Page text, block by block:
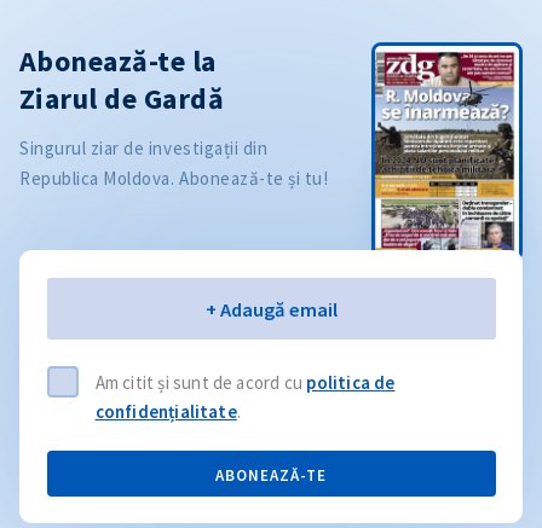
Abonează-te la
Ziarul de Gardă
Singurul ziar de investigații din
Republica Moldova. Abonează-te și tu!
+ Adaugă email
Am citit și sunt de acord cu politica de
confidențialitate.
ABONEAZĂ-TE